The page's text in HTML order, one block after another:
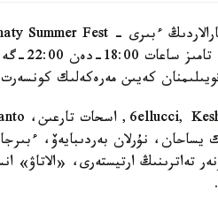
وتەتىن «اباي
كەيىن مەرەكەلىك
ارتيستەرى، «الاتاۋ»